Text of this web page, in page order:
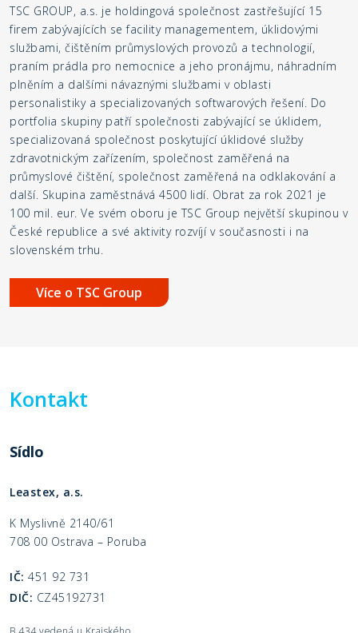
TSC GROUP, a.s. je holdingová společnost zastřešující 15
firem zabývajících se facility managementem, úklidovými
službami, čištěním průmyslových provozů a technologií,
praním prádla pro nemocnice a jeho pronájmu, náhradním
plněním a dalšími návaznými službami v oblasti
personalistiky a specializovaných softwarových řešení. Do
portfolia skupiny patří společnosti zabývající se úklidem,
specializovaná společnost poskytující úklidové služby
zdravotnickým zařízením, společnost zaměřená na
průmyslové čištění, společnost zaměřená na odklakování a
další. Skupina zaměstnává 4500 lidí. Obrat za rok 2021 je
100 mil. eur. Ve svém oboru je TSC Group největší skupinou v
České republice a své aktivity rozvíjí v současnosti i na
slovenském trhu.
Více o TSC Group
Kontakt
Sídlo
Leastex, a.s.
K Myslivně 2140/61
708 00 Ostrava – Poruba
IČ: 451 92 731
DIČ: CZ45192731